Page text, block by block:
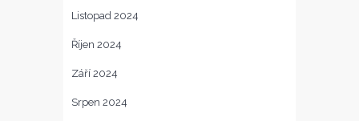
Listopad 2024
Říjen 2024
Září 2024
Srpen 2024